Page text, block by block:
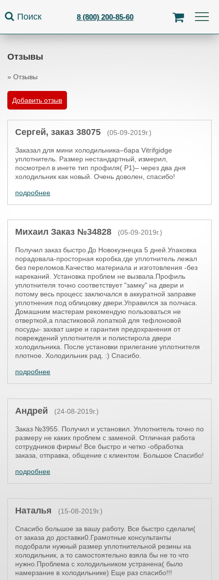
Поиск 8 (800) 200-85-60
Отзывы
Вы здесь
» Отзывы
Добавить отзыв
Сергей, заказ 38075 (05-09-2019г.)
Заказал для мини холодильника–бара Vitrifgidge
уплотнитель. Размер нестандартный, измерил,
посмотрел в инете тип профиля( P1)– через два дня
холодильник как новый. Очень доволен, спасибо!
подробнее
Михаил Заказ №34828 (05-09-2019г.)
Получил заказ быстро.До Новокузнецка 5 дней.Упаковка
порадовала-просторная коробка,где уплотнитель лежал
без переломов.Качество материала и изготовления -без
нареканий. Установка проблем не вызвала.Профиль
уплотнителя точно соответствует "замку" на двери и
потому весь процесс заключался в аккуратной заправке
уплотнения под облицовку двери.Управился за полчаса.
Домашним мастерам рекомендую пользоваться не
отверткой,а пластиковой лопаткой для тефлоновой
посуды- захват шире и гарантия предохранения от
повреждений уплотнителя и полистирола двери
холодильника. После установки прилегание уплотнителя
плотное. Холодильник рад. :) Спасибо.
подробнее
Андрей (24-08-2019г.)
Заказ №3955. Получил и установил. Уплотнитель точно по
размеру не каких проблем с заменой. Отличная работа
сотрудников фирмы! Все быстро и четко -обработка
заказа, отправка, общение с клиентом. Большое Спасибо!
подробнее
Наталья (15-08-2019г.)
Спасибо большое за вашу работу. Все быстро сделали(
от заказа до доставки0.Грамотные консультанты
подобрали нужный размер уплотнительной резины на
холодильник, а то самостоятельно взяла бы не то что
нужно.Проблема с холодильником устранена( было
намерзание в холодильнике) Еще раз спасибо!!!